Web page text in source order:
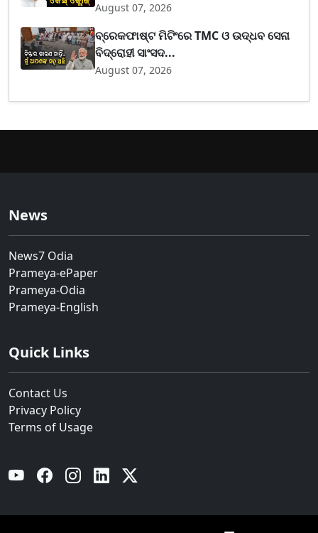
August 07, 2026
ବ୍ରେକଫାଷ୍ଟ ମିଟିଂରେ TMC ଓ ଉଦ୍ଧବ ସେନା
ବିଦ୍ରୋହୀ ସାଂସଦ...
August 07, 2026
News
News7 Odia
Prameya-ePaper
Prameya-Odia
Prameya-English
Quick Links
Contact Us
Privacy Policy
Terms of Usage
YouTube Facebook Instagram Linkedin